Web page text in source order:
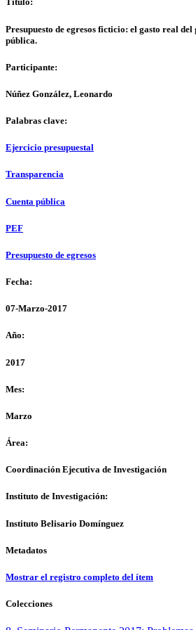
Presupuesto de egresos ficticio: el gasto real
pública.
Participante:
Núñez González, Leonardo
Palabras clave:
Ejercicio presupuestal
Transparencia
Cuenta pública
PEF
Presupuesto de egresos
Fecha:
07-Marzo-2017
Año:
2017
Mes:
Marzo
Área:
Coordinación Ejecutiva de Investigación
Instituto de Investigación:
Instituto Belisario Domínguez
Metadatos
Mostrar el registro completo del ítem
Colecciones